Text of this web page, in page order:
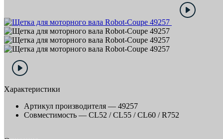
Характеристики
Артикул производителя — 49257
Совместимость — CL52 / CL55 / CL60 / R752